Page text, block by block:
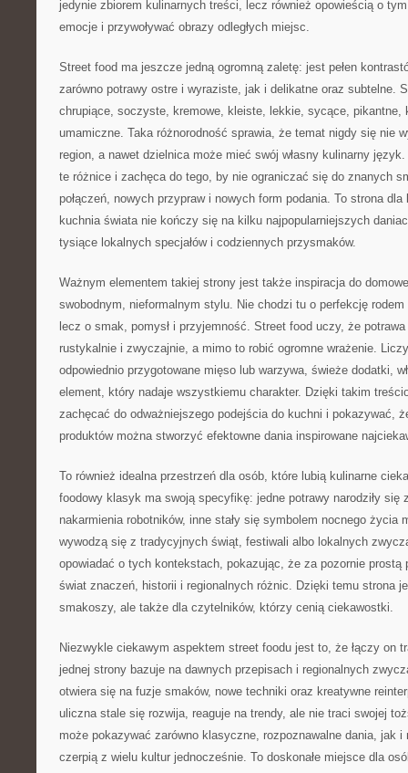
jedynie zbiorem kulinarnych treści, lecz również opowieścią o
emocje i przywoływać obrazy odległych miejsc.
Street food ma jeszcze jedną ogromną zaletę: jest pełen
zarówno potrawy ostre i wyraziste, jak i delikatne oraz subtelne.
chrupiące, soczyste, kremowe, kleiste, lekkie, sycące, pikantne,
umamiczne. Taka różnorodność sprawia, że temat nigdy się nie
region, a nawet dzielnica może mieć swój własny kulinarny
te różnice i zachęca do tego, by nie ograniczać się do znanych
połączeń, nowych przypraw i nowych form podania. To strona
kuchnia świata nie kończy się na kilku najpopularniejszych
tysiące lokalnych specjałów i codziennych przysmaków.
Ważnym elementem takiej strony jest także inspiracja do
swobodnym, nieformalnym stylu. Nie chodzi tu o perfekcję
lecz o smak, pomysł i przyjemność. Street food uczy, że
rustykalnie i zwyczajnie, a mimo to robić ogromne wrażenie.
odpowiednio przygotowane mięso lub warzywa, świeże dodatki,
element, który nadaje wszystkiemu charakter. Dzięki takim
zachęcać do odważniejszego podejścia do kuchni i pokazywać,
produktów można stworzyć efektowne dania inspirowane
To również idealna przestrzeń dla osób, które lubią kulinarne
foodowy klasyk ma swoją specyfikę: jedne potrawy narodziły się
nakarmienia robotników, inne stały się symbolem nocnego życia
wywodzą się z tradycyjnych świąt, festiwali albo lokalnych
opowiadać o tych kontekstach, pokazując, że za pozornie prostą
świat znaczeń, historii i regionalnych różnic. Dzięki temu strona
smakoszy, ale także dla czytelników, którzy cenią ciekawostki.
Niezwykle ciekawym aspektem street foodu jest to, że łączy on
jednej strony bazuje na dawnych przepisach i regionalnych
otwiera się na fuzje smaków, nowe techniki oraz kreatywne
uliczna stale się rozwija, reaguje na trendy, ale nie traci swojej
może pokazywać zarówno klasyczne, rozpoznawalne dania, jak i
czerpią z wielu kultur jednocześnie. To doskonałe miejsce dla